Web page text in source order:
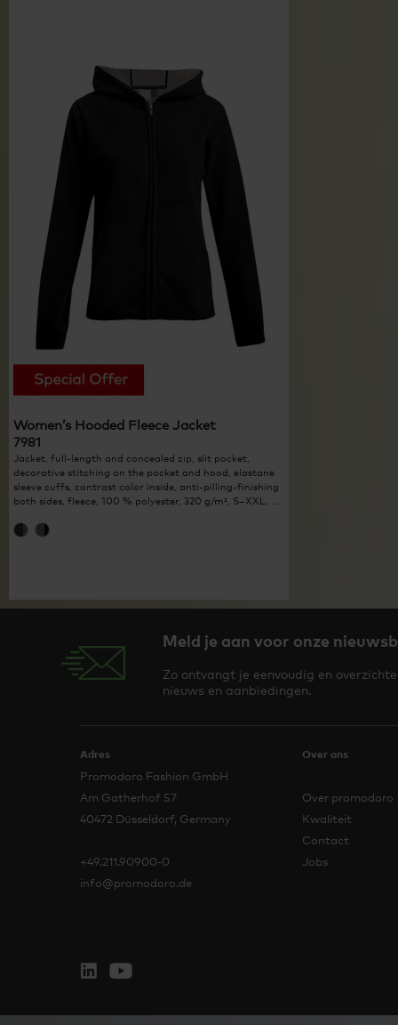
Women’s Hooded Fleece Jacket
7981
Jacket, full-length and concealed zip, slit pocket,
decorative stitching on the pocket and hood, elastane
sleeve cuffs, contrast color inside, anti-pilling-finishing
both sides, fleece, 100 % polyester, 320 g/m², S–XXL. ...
Meld je aan voor onze
Zo ontvangt je eenvoudig en
nieuws en aanbiedingen.
Adres
Promodoro Fashion GmbH
Am Gatherhof 57
40472 Düsseldorf, Germany
+49.211.90900-0
info@promodoro.de
Over ons
Over promodoro
Kwaliteit
Contact
Jobs